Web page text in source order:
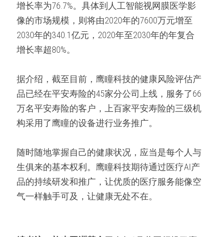
增长率为76.7%。具体到人工智能视网膜医学影
像的市场规模，则将由2020年的7600万元增至
2030年的340.1亿元，2020年至2030年的年复合
增长率超80%。
据介绍，截至目前，鹰瞳科技的健康风险评估产
品已经在平安寿险的45家分公司上线，服务了66
万名平安寿险的客户，上百家平安寿险的三级机
构采用了鹰瞳的设备进行业务推广。
随时随地掌握自己的健康状况，应当是每个人与
生俱来的基本权利。鹰瞳科技期待通过医疗AI产
品的持续研发和推广，让优质的医疗服务能像空
气一样触手可及，让健康无处不在。